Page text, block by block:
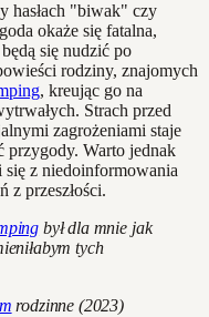
hasłach "biwak" czy
okaże się fatalna,
się nudzić po
rodziny, znajomych
, kreując go na
Strach przed
zagrożeniami staje
przygody. Warto jednak
się z niedoinformowania
z przeszłości.
był dla mnie jak
tych
rodzinne (2023)